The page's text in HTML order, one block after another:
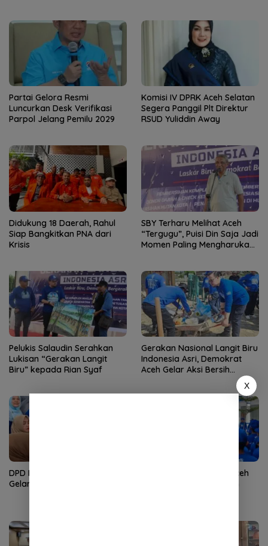
Partai Gelora Resmi
Luncurkan Desk Verifikasi
Parpol Jelang Pemilu 2029
Komisi IV DPRK Aceh Selatan
Segera Panggil Plt Direktur
RSUD Yuliddin Away
Didukung 18 Daerah, Rahul
Siap Bangkitkan PNA dari
Krisis
SBY Terharu Melihat Aceh
“Tergugu”, Puisi Din Saja Jadi
Momen Paling Mengharukan
Pelukis Salaudin Serahkan
Lukisan “Gerakan Langit
Biru” kepada Rian Syaf
Gerakan Nasional Langit Biru
Indonesia Asri, Demokrat
Aceh Gelar Aksi Bersih
Lingkungan Rumah Ibadah
DPD Partai Demokrat Aceh
Gelar Donor Darah
DPD Partai Demokrat Aceh
X